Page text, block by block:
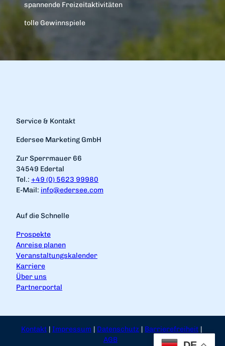
spannende Freizeitaktivitäten
tolle Gewinnspiele
Service & Kontakt
Edersee Marketing GmbH
Zur Sperrmauer 66
34549 Edertal
Tel.: +49 (0) 5623 99980
E-Mail: info@edersee.com
Auf die Schnelle
Prospekte
Anreise planen
Veranstaltungskalender
Karriere
Über uns
Partnerportal
Kontakt Impressum Datenschutz
Barrierefreiheit
AGB